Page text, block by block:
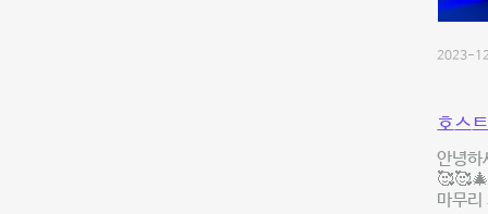
2023-
호스
안녕하
마무